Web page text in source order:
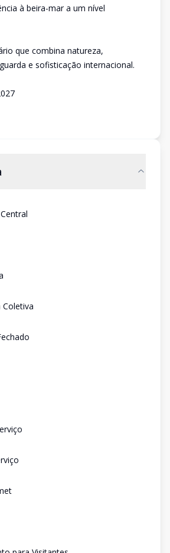
à beira-mar a um nível
que combina natureza,
e sofisticação internacional.
Coletiva